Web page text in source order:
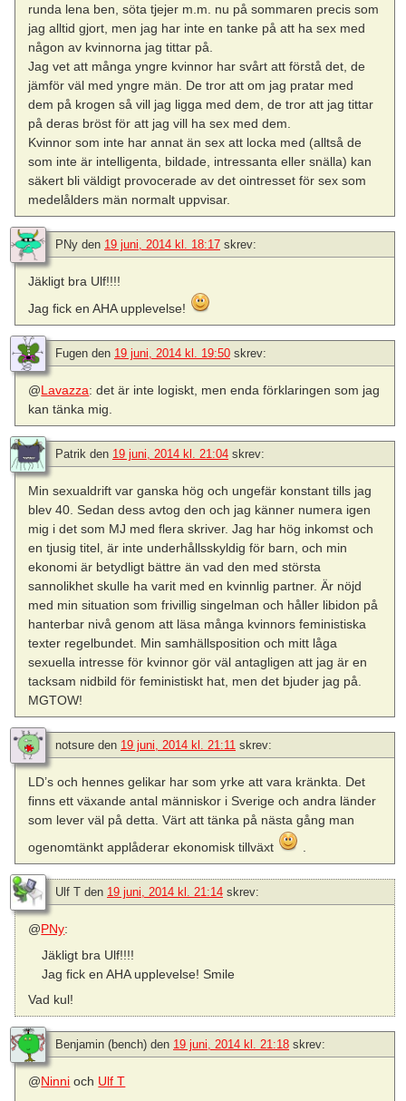
runda lena ben, söta tjejer m.m. nu på sommaren precis som
jag alltid gjort, men jag har inte en tanke på att ha sex med
någon av kvinnorna jag tittar på.
Jag vet att många yngre kvinnor har svårt att förstå det, de
jämför väl med yngre män. De tror att om jag pratar med
dem på krogen så vill jag ligga med dem, de tror att jag tittar
på deras bröst för att jag vill ha sex med dem.
Kvinnor som inte har annat än sex att locka med (alltså de
som inte är intelligenta, bildade, intressanta eller snälla) kan
säkert bli väldigt provocerade av det ointresset för sex som
medelålders män normalt uppvisar.
PNy den 19 juni, 2014 kl. 18:17 skrev:
Jäkligt bra Ulf!!!!
Jag fick en AHA upplevelse!
Fugen den 19 juni, 2014 kl. 19:50 skrev:
@Lavazza: det är inte logiskt, men enda förklaringen som jag
kan tänka mig.
Patrik den 19 juni, 2014 kl. 21:04 skrev:
Min sexualdrift var ganska hög och ungefär konstant tills jag
blev 40. Sedan dess avtog den och jag känner numera igen
mig i det som MJ med flera skriver. Jag har hög inkomst och
en tjusig titel, är inte underhållsskyldig för barn, och min
ekonomi är betydligt bättre än vad den med största
sannolikhet skulle ha varit med en kvinnlig partner. Är nöjd
med min situation som frivillig singelman och håller libidon på
hanterbar nivå genom att läsa många kvinnors feministiska
texter regelbundet. Min samhällsposition och mitt låga
sexuella intresse för kvinnor gör väl antagligen att jag är en
tacksam nidbild för feministiskt hat, men det bjuder jag på.
MGTOW!
notsure den 19 juni, 2014 kl. 21:11 skrev:
LD’s och hennes gelikar har som yrke att vara kränkta. Det
finns ett växande antal människor i Sverige och andra länder
som lever väl på detta. Värt att tänka på nästa gång man
ogenomtänkt applåderar ekonomisk tillväxt
.
Ulf T den 19 juni, 2014 kl. 21:14 skrev:
@PNy:
Jäkligt bra Ulf!!!!
Jag fick en AHA upplevelse! Smile
Vad kul!
Benjamin (bench) den 19 juni, 2014 kl. 21:18 skrev:
@Ninni och Ulf T